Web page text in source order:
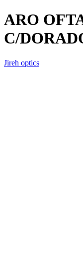
ARO
C/
Jireh optics